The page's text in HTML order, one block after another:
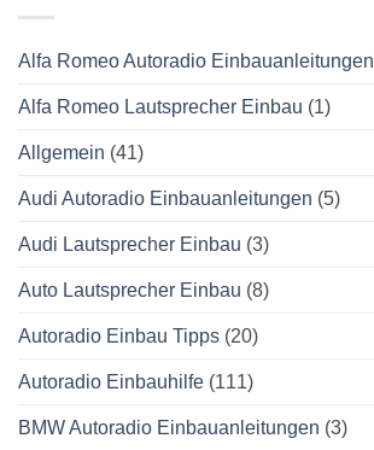
Alfa Romeo Autoradio Einbauanleitungen
Alfa Romeo Lautsprecher Einbau (1)
Allgemein (41)
Audi Autoradio Einbauanleitungen (5)
Audi Lautsprecher Einbau (3)
Auto Lautsprecher Einbau (8)
Autoradio Einbau Tipps (20)
Autoradio Einbauhilfe (111)
BMW Autoradio Einbauanleitungen (3)